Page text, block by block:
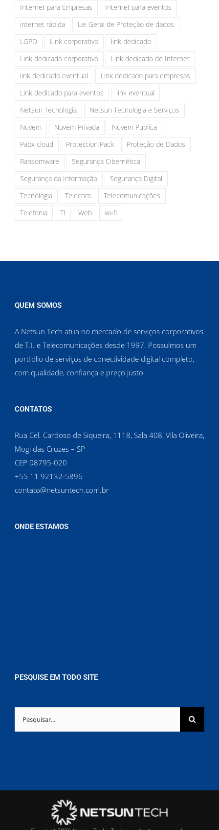
Internet para Empresas
Internet para eventos
internet rápida
Lei Geral de Proteção de dados
LGPD
Link corporativo
link dedicado
Link dedicado corporativo
Link dedicado de Internet
link dedicado eventual
Link dedicado para empresas
Link dedicado para eventos
link eventual
Netsun Tecnologia
Netsun Tecnologia e Serviços
Nuvem
Nuvem Privada
Nuvem Pública
Pabx cloud
Protection Pack
Proteção de Dados
Ransomware
Segurança Cibernética
Segurança da Informação
Segurança Digital
Tecnologia
Telecom
Telecomunicações
Telefonia
TI Web wi-fi
QUEM SOMOS
A Netsun Tech atua no mercado de serviços corporativos
de T.I. e Telecomunicações desde 1997. Possuímos um
portfólio de serviços de conectividade digital completo,
com qualidade, confiança e preço justo.
CONTATOS
Rua Cel. Cardoso de Siqueira, 1118, Sala 408, Vila Oliveira,
Mogi das Cruzes – SP
CEP 08795-020
‪+55 11 92132‑5896‬
contato@netsuntech.com.br
ONDE ESTAMOS
PESQUISE EM TODO SITE